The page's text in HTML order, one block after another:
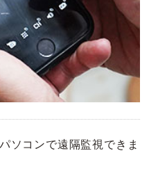
ソコンで遠隔監視できま